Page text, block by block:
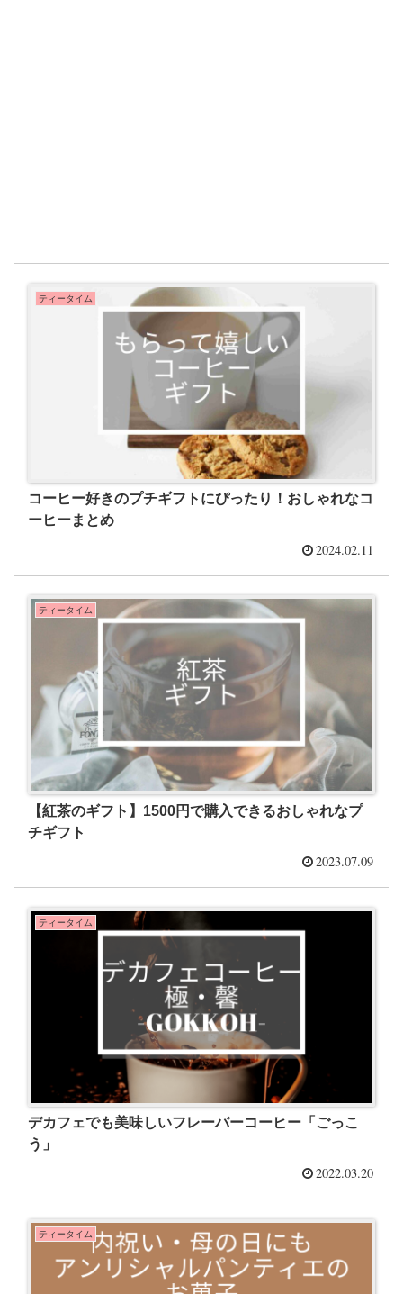
ティータイム
コーヒー好きのプチギフトにぴったり！おしゃれなコ
ーヒーまとめ
2024.02.11
ティータイム
【紅茶のギフト】1500円で購入できるおしゃれなプ
チギフト
2023.07.09
ティータイム
デカフェでも美味しいフレーバーコーヒー「ごっこ
う」
2022.03.20
ティータイム